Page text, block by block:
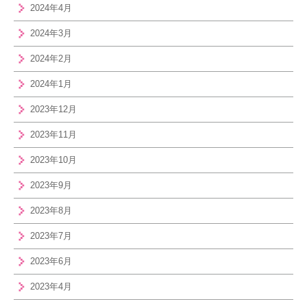
2024年4月
2024年3月
2024年2月
2024年1月
2023年12月
2023年11月
2023年10月
2023年9月
2023年8月
2023年7月
2023年6月
2023年4月